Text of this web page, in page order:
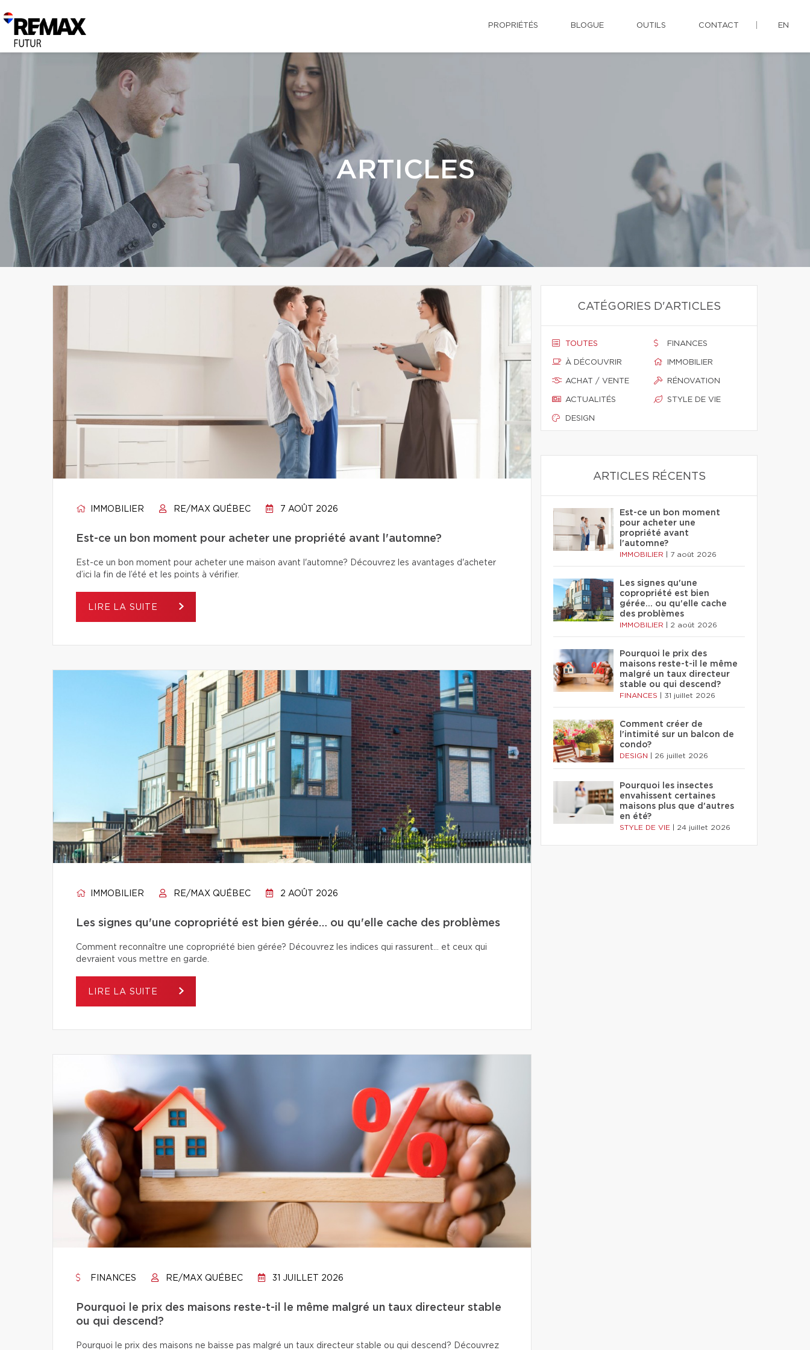
PROPRIÉTÉS BLOGUE OUTILS CONTACT EN
ARTICLES
IMMOBILIER RE/MAX QUÉBEC 7 AOÛT 2026
Est-ce un bon moment pour acheter une propriété avant l'automne?
Est-ce un bon moment pour acheter une maison avant l'automne? Découvrez les avantages d'acheter
d’ici la fin de l’été et les points à vérifier.
LIRE LA SUITE
IMMOBILIER RE/MAX QUÉBEC 2 AOÛT 2026
Les signes qu'une copropriété est bien gérée… ou qu'elle cache des problèmes
Comment reconnaître une copropriété bien gérée? Découvrez les indices qui rassurent… et ceux qui
devraient vous mettre en garde.
LIRE LA SUITE
FINANCES RE/MAX QUÉBEC 31 JUILLET 2026
Pourquoi le prix des maisons reste-t-il le même malgré un taux directeur stable
ou qui descend?
Pourquoi le prix des maisons ne baisse pas malgré un taux directeur stable ou qui descend? Découvrez
CATÉGORIES D'ARTICLES
TOUTES
À DÉCOUVRIR
ACHAT / VENTE
ACTUALITÉS
DESIGN
FINANCES
IMMOBILIER
RÉNOVATION
STYLE DE VIE
ARTICLES RÉCENTS
Est-ce un bon moment
pour acheter une
propriété avant
l'automne?
IMMOBILIER 7 août 2026
Les signes qu'une
copropriété est bien
gérée… ou qu'elle cache
des problèmes
IMMOBILIER 2 août 2026
Pourquoi le prix des
maisons reste-t-il le même
malgré un taux directeur
stable ou qui descend?
FINANCES 31 juillet 2026
Comment créer de
l'intimité sur un balcon de
condo?
DESIGN 26 juillet 2026
Pourquoi les insectes
envahissent certaines
maisons plus que d'autres
en été?
STYLE DE VIE 24 juillet 2026